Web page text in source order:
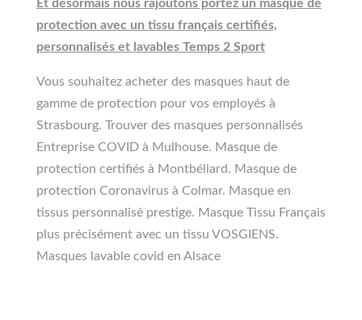
Et désormais nous rajoutons portez un masque de
protection avec un tissu français certifiés,
personnalisés et lavables Temps 2 Sport
Vous souhaitez acheter des masques haut de
gamme de protection pour vos employés à
Strasbourg. Trouver des masques personnalisés
Entreprise COVID à Mulhouse. Masque de
protection certifiés à Montbéliard. Masque de
protection Coronavirus à Colmar. Masque en
tissus personnalisé prestige. Masque Tissu Français
plus précisément avec un tissu VOSGIENS.
Masques lavable covid en Alsace